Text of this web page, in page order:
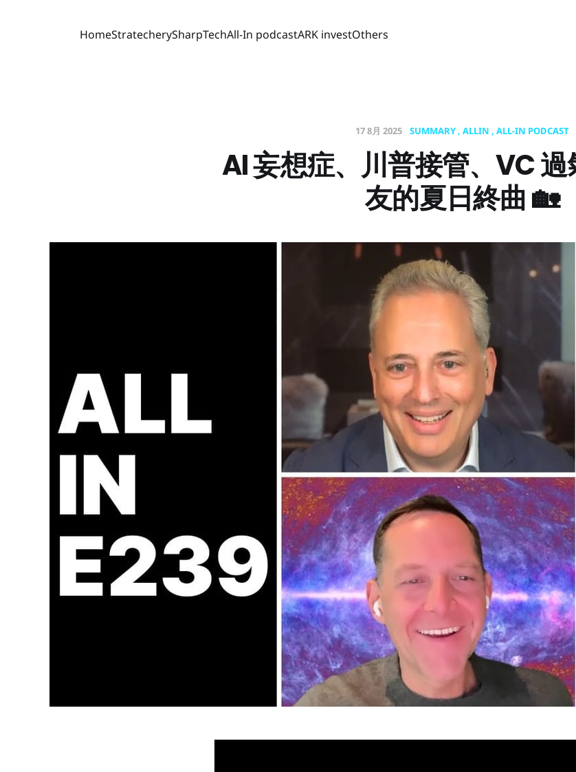
HomeStratecherySharpTechAll-In podcastARK investOthers
17 8月 2025 SUMMARY ALLIN ALL-IN PODCAST
AI 妄想症、川普接管、VC
友的夏日終曲 🏡